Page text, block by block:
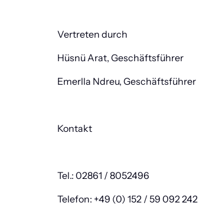
Vertreten durch
Hüsnü Arat, Geschäftsführer
Emerlla Ndreu, Geschäftsführer
Kontakt
Tel.: 02861 / 8052496
Telefon: +49 (0) 152 / 59 092 242